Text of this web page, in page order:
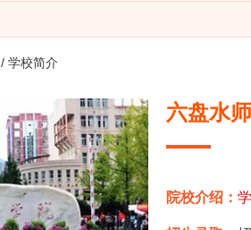
/ 学校简介
六盘水
院校介绍：